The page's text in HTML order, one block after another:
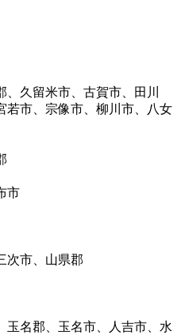
久留米市、古賀市、田川
若市、宗像市、柳川市、八女
市
次市、山県郡
玉名郡、玉名市、人吉市、水